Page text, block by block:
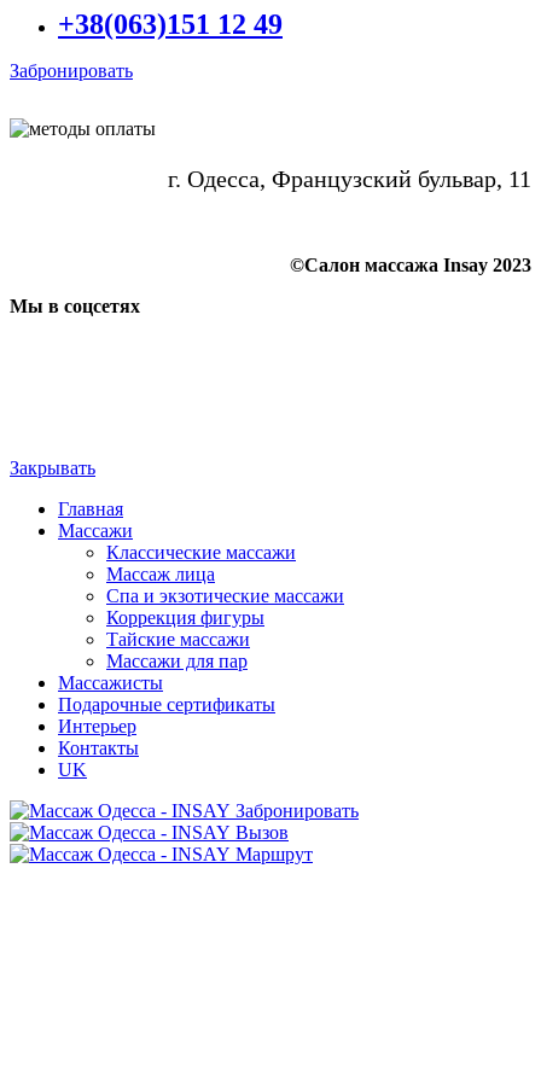
+38(063)151 12 49
Забронировать
г. Одесса, Французский бульвар, 11
©Салон массажа Insay 2023
Мы в соцсетях
Закрывать
Главная
Массажи
Классические массажи
Массаж лица
Спа и экзотические массажи
Коррекция фигуры
Тайские массажи
Массажи для пар
Массажисты
Подарочные сертификаты
Интерьер
Контакты
UK
Забронировать
Вызов
Маршрут